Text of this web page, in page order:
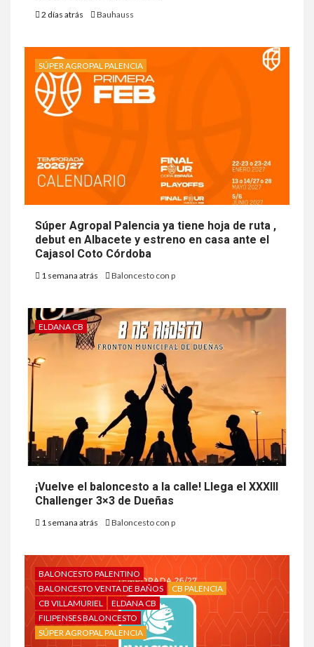
2 días atrás Bauhauss
SÚPER AGROPAL PALENCIA
Súper Agropal Palencia ya tiene hoja de ruta ,
debut en Albacete y estreno en casa ante el
Cajasol Coto Córdoba
1 semana atrás Baloncesto con p
ELDANA CB
¡Vuelve el baloncesto a la calle! Llega el XXXIII
Challenger 3×3 de Dueñas
1 semana atrás Baloncesto con p
BALONCESTO PALENTINO
BALONCESTO VENTA DE BAÑOS
CB PALENCIA
CB VILLAMURIEL
ELDANA CB
FILIPENSES BALONCESTO
SÚPER AGROPAL PALENCIA